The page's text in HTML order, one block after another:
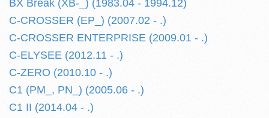
BX Break (XB-_) (1983.04 - 1994.12)
C-CROSSER (EP_) (2007.02 - .)
C-CROSSER ENTERPRISE (2009.01 - .)
C-ELYSEE (2012.11 - .)
C-ZERO (2010.10 - .)
C1 (PM_, PN_) (2005.06 - .)
C1 II (2014.04 - .)